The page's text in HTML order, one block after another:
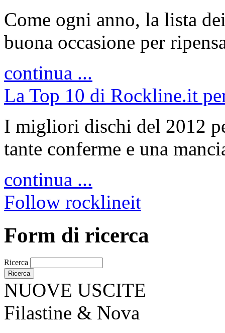
Come ogni anno, la lista
buona occasione per
continua ...
La Top 10 di Rockline.it
I migliori dischi del 2012
tante conferme e una
continua ...
Follow rocklineit
Form di ricerca
Ricerca
NUOVE USCITE
Filastine & Nova